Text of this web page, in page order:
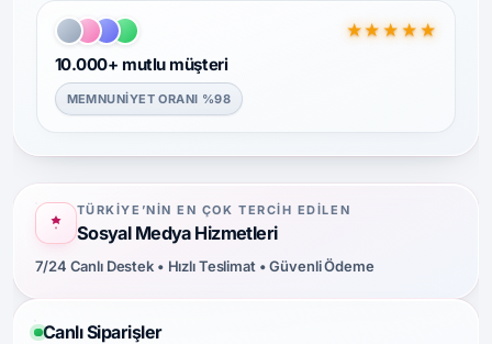
★★★★★
10.000+ mutlu müşteri
MEMNUNIYET ORANI %98
TÜRKIYE’NIN EN ÇOK TERCIH EDILEN
Sosyal Medya Hizmetleri
7/24 Canlı Destek • Hızlı Teslimat • Güvenli Ödeme
Canlı Siparişler